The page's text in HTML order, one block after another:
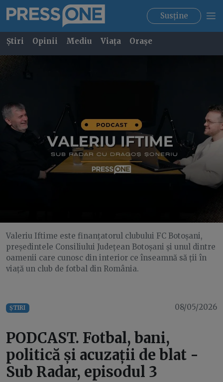
Susține
Știri Opinii Mediu Viața Orașe
Valeriu Iftime este finanțatorul clubului FC Botoșani,
președintele Consiliului Județean Botoșani și unul dintre
oamenii care cunosc din interior ce înseamnă să ții în
viață un club de fotbal din România.
ȘTIRI 08/05/2026
PODCAST. Fotbal, bani,
politică și acuzații de blat -
Sub Radar, episodul 3